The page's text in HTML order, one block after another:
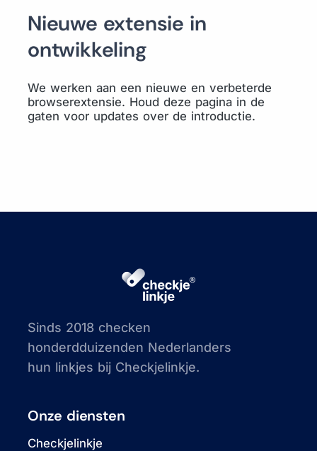
Nieuwe extensie in
ontwikkeling
We werken aan een nieuwe en verbeterde
browserextensie. Houd deze pagina in de
gaten voor updates over de introductie.
Sinds 2018 checken
honderdduizenden Nederlanders
hun linkjes bij Checkjelinkje.
Onze diensten
Checkjelinkje